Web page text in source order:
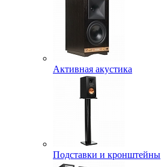
Активная акустика
Подставки и кронштейны